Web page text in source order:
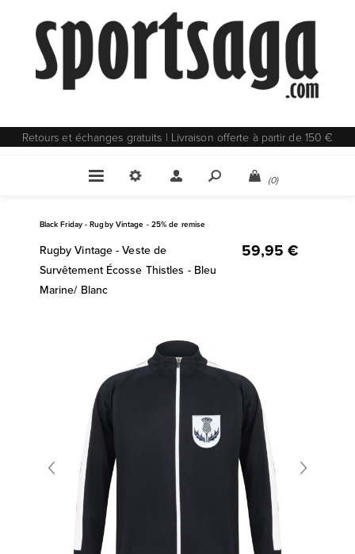
Retours et échanges gratuits | Livraison offerte à partir de 150 €
(0)
Black Friday - Rugby Vintage - 25% de remise
Rugby Vintage - Veste de
Survêtement Écosse Thistles - Bleu
Marine/ Blanc
59,95 €